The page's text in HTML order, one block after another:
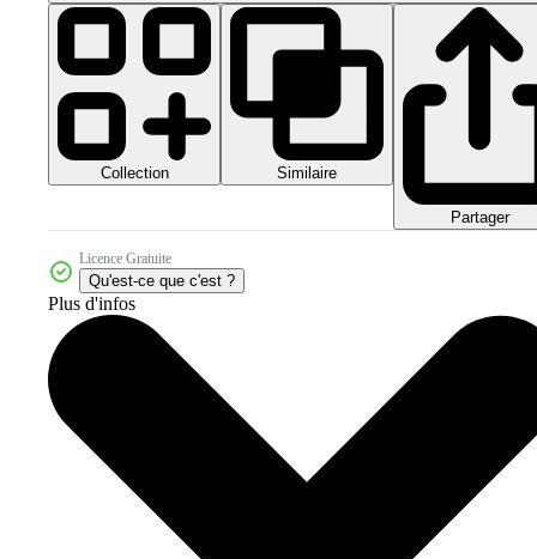
Collection Similaire
Partager
Licence Gratuite
Qu'est-ce que c'est ?
Plus d'infos